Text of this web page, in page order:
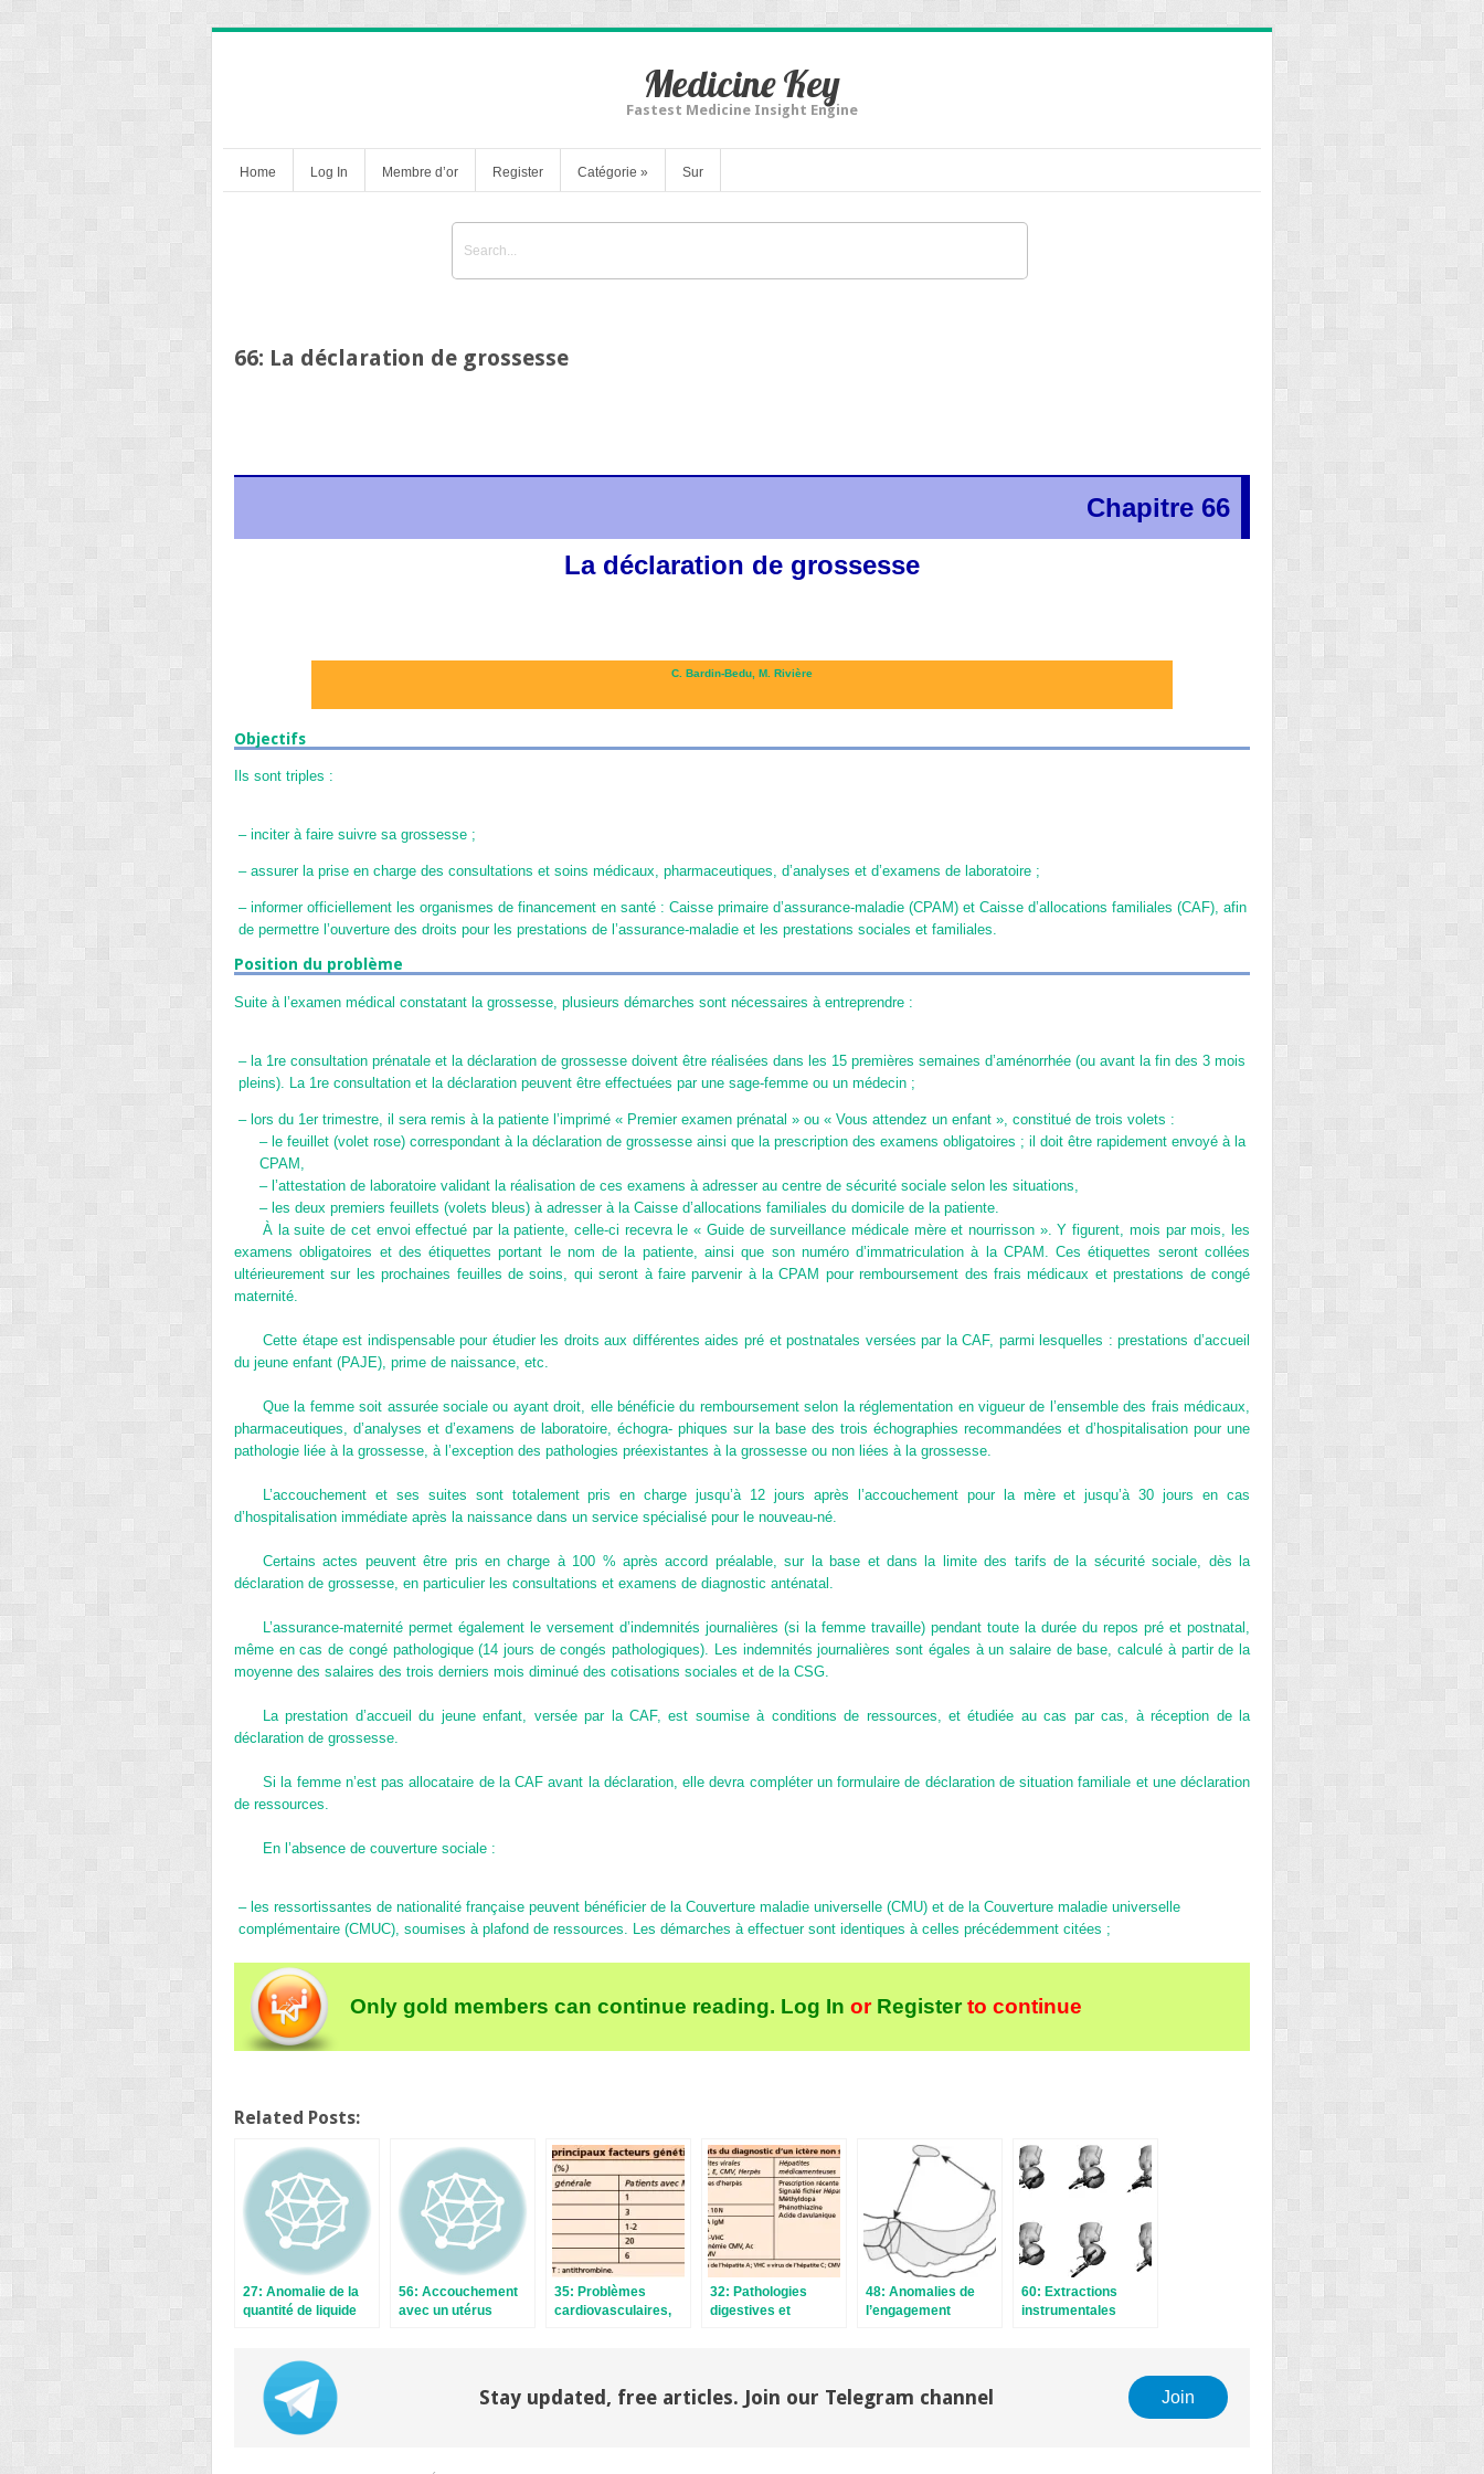
Medicine Key
Fastest Medicine Insight Engine
Home Log In Membre d’or Register Catégorie » Sur
66: La déclaration de grossesse
Chapitre 66
La déclaration de grossesse
C. Bardin-Bedu, M. Rivière
Objectifs
Ils sont triples :
– inciter à faire suivre sa grossesse ;
– assurer la prise en charge des consultations et soins médicaux, pharmaceutiques, d’analyses et d’examens de laboratoire ;
– informer officiellement les organismes de financement en santé : Caisse primaire d’assurance-maladie (CPAM) et Caisse d’allocations familiales (CAF), afin
de permettre l’ouverture des droits pour les prestations de l’assurance-maladie et les prestations sociales et familiales.
Position du problème
Suite à l’examen médical constatant la grossesse, plusieurs démarches sont nécessaires à entreprendre :
– la 1reconsultation prénatale et la déclaration de grossesse doivent être réalisées dans les 15 premières semaines d’aménorrhée (ou avant la fin des 3 mois
pleins). La 1reconsultation et la déclaration peuvent être effectuées par une sage-femme ou un médecin ;
– lors du 1ertrimestre, il sera remis à la patiente l’imprimé « Premier examen prénatal » ou « Vous attendez un enfant », constitué de trois volets :
–le feuillet (volet rose) correspondant à la déclaration de grossesse ainsi que la prescription des examens obligatoires ; il doit être rapidement envoyé à la
CPAM,
–l’attestation de laboratoire validant la réalisation de ces examens à adresser au centre de sécurité sociale selon les situations,
–les deux premiers feuillets (volets bleus) à adresser à la Caisse d’allocations familiales du domicile de la patiente.
À la suite de cet envoi effectué par la patiente, celle-ci recevra le « Guide de surveillance médicale mère et nourrisson ». Y figurent, mois par mois, les
examens obligatoires et des étiquettes portant le nom de la patiente, ainsi que son numéro d’immatriculation à la CPAM. Ces étiquettes seront collées
ultérieurement sur les prochaines feuilles de soins, qui seront à faire parvenir à la CPAM pour remboursement des frais médicaux et prestations de congé
maternité.
Cette étape est indispensable pour étudier les droits aux différentes aides pré et postnatales versées par la CAF, parmi lesquelles : prestations d’accueil
du jeune enfant (PAJE), prime de naissance, etc.
Que la femme soit assurée sociale ou ayant droit, elle bénéficie du remboursement selon la réglementation en vigueur de l’ensemble des frais médicaux,
pharmaceutiques, d’analyses et d’examens de laboratoire, échogra- phiques sur la base des trois échographies recommandées et d’hospitalisation pour une
pathologie liée à la grossesse, à l’exception des pathologies préexistantes à la grossesse ou non liées à la grossesse.
L’accouchement et ses suites sont totalement pris en charge jusqu’à 12 jours après l’accouchement pour la mère et jusqu’à 30 jours en cas
d’hospitalisation immédiate après la naissance dans un service spécialisé pour le nouveau-né.
Certains actes peuvent être pris en charge à 100 % après accord préalable, sur la base et dans la limite des tarifs de la sécurité sociale, dès la
déclaration de grossesse, en particulier les consultations et examens de diagnostic anténatal.
L’assurance-maternité permet également le versement d’indemnités journalières (si la femme travaille) pendant toute la durée du repos pré et postnatal,
même en cas de congé pathologique (14 jours de congés pathologiques). Les indemnités journalières sont égales à un salaire de base, calculé à partir de la
moyenne des salaires des trois derniers mois diminué des cotisations sociales et de la CSG.
La prestation d’accueil du jeune enfant, versée par la CAF, est soumise à conditions de ressources, et étudiée au cas par cas, à réception de la
déclaration de grossesse.
Si la femme n’est pas allocataire de la CAF avant la déclaration, elle devra compléter un formulaire de déclaration de situation familiale et une déclaration
de ressources.
En l’absence de couverture sociale :
– les ressortissantes de nationalité française peuvent bénéficier de la Couverture maladie universelle (CMU) et de la Couverture maladie universelle
complémentaire (CMUC), soumises à plafond de ressources. Les démarches à effectuer sont identiques à celles précédemment citées ;
Only gold members can continue reading. Log In orRegisterto continue
Related Posts:
27: Anomalie de la
quantité de liquide
56: Accouchement
avec un utérus
35: Problèmes
cardiovasculaires,
32: Pathologies
digestives et
48: Anomalies de
l’engagement
60: Extractions
instrumentales
Stay updated, free articles. Join our Telegram channel Join